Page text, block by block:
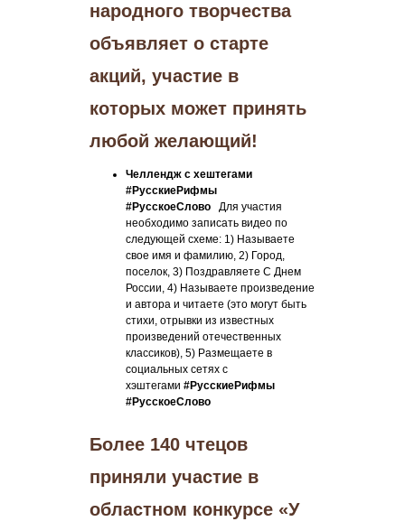
народного творчества
объявляет о старте
акций, участие в
которых может принять
любой желающий!
Челлендж с хештегами
#РусскиеРифмы
#РусскоеСлово
Для участия
необходимо записать видео по
следующей схеме: 1) Называете
свое имя и фамилию, 2) Город,
поселок, 3) Поздравляете С Днем
России, 4) Называете произведение
и автора и читаете (это могут быть
стихи, отрывки из известных
произведений отечественных
классиков), 5) Размещаете в
социальных сетях с
хэштегами #РусскиеРифмы
#РусскоеСлово
Более 140 чтецов
приняли участие в
областном конкурсе «У